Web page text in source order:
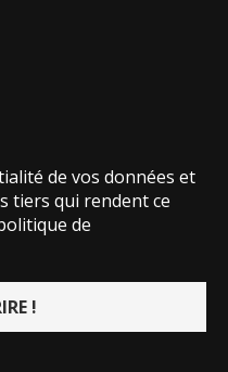
de vos données et
tiers qui rendent ce
de